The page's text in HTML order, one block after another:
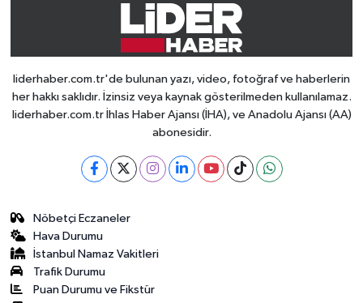
liderhaber.com.tr'de bulunan yazı, video, fotoğraf ve haberlerin
her hakkı saklıdır. İzinsiz veya kaynak gösterilmeden kullanılamaz.
liderhaber.com.tr İhlas Haber Ajansı (İHA), ve Anadolu Ajansı (AA)
abonesidir.
Nöbetçi Eczaneler
Hava Durumu
İstanbul Namaz Vakitleri
Trafik Durumu
Puan Durumu ve Fikstür